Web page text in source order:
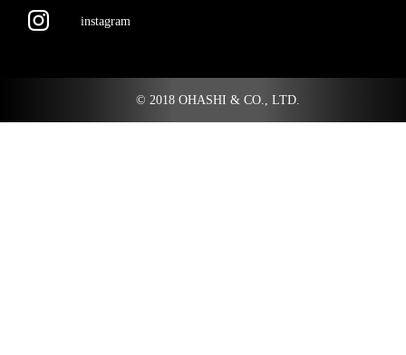
instagram
© 2018 OHASHI & CO., LTD.